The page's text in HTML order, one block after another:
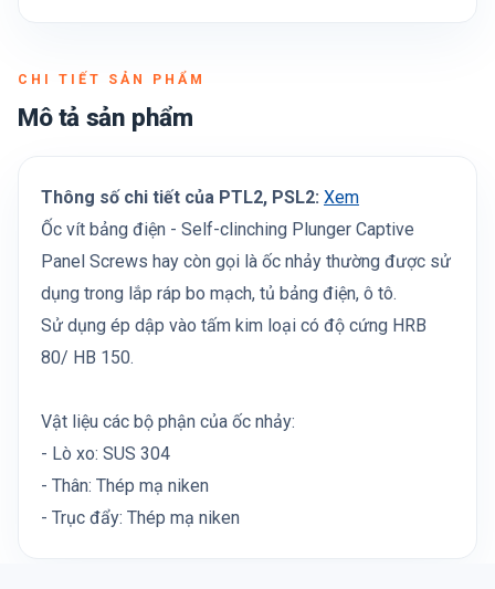
CHI TIẾT SẢN PHẨM
Mô tả sản phẩm
Thông số chi tiết của PTL2, PSL2: Xem
Ốc vít bảng điện - Self-clinching Plunger Captive
Panel Screws hay còn gọi là ốc nhảy thường được sử
dụng trong lắp ráp bo mạch, tủ bảng điện, ô tô.
Sử dụng ép dập vào tấm kim loại có độ cứng HRB
80/ HB 150.
Vật liệu các bộ phận của ốc nhảy:
- Lò xo: SUS 304
- Thân: Thép mạ niken
- Trục đẩy: Thép mạ niken